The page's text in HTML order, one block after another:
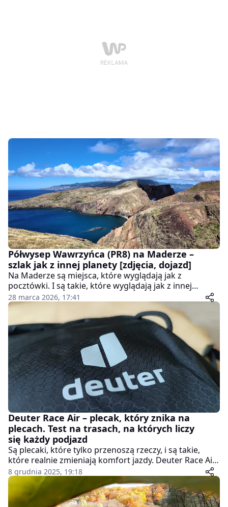
Półwysep Wawrzyńca (PR8) na Maderze –
szlak jak z innej planety [zdjęcia, dojazd]
Na Maderze są miejsca, które wyglądają jak z
pocztówki. I są takie, które wyglądają jak z innej
planety - Półwysep św. Wawrzyńca to zdecydowanie ta
druga opcja. Surowe klify, brak zieleni, czerwono-
brązowe skały i wiatr, który potrafi zmienić zwykły
spacer w prawdziwą przygodę. To jeden z najbardziej
charakterystycznych szlaków na wyspie – i jeden z
tych, które zostają w głowie na długo po powrocie.
28 marca 2026, 17:41
Deuter Race Air – plecak, który znika na
plecach. Test na trasach, na których liczy
się każdy podjazd
Są plecaki, które tylko przenoszą rzeczy, i są takie,
które realnie zmieniają komfort jazdy. Deuter Race Air
należy do tej drugiej grupy. Po kilku dniach testów na
asfaltach, podjazdach i szutrach mam jedno wrażenie:
w tej wadze i wentylacji trudno dziś znaleźć coś
bardziej dopracowanego dla aktywnych rowerzystów.
8 grudnia 2025, 19:18